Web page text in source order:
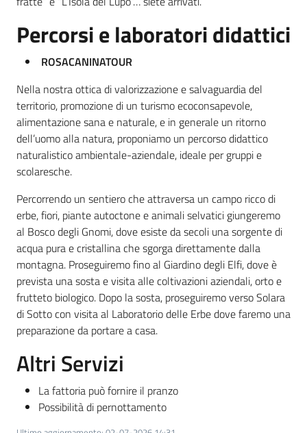
Percorsi e laboratori didattici
ROSACANINATOUR
Nella nostra ottica di valorizzazione e salvaguardia del
territorio, promozione di un turismo ecoconsapevole,
alimentazione sana e naturale, e in generale un ritorno
dell’uomo alla natura, proponiamo un percorso didattico
naturalistico ambientale-aziendale, ideale per gruppi e
scolaresche.
Percorrendo un sentiero che attraversa un campo ricco di
erbe, fiori, piante autoctone e animali selvatici giungeremo
al Bosco degli Gnomi, dove esiste da secoli una sorgente di
acqua pura e cristallina che sgorga direttamente dalla
montagna. Proseguiremo fino al Giardino degli Elfi, dove è
prevista una sosta e visita alle coltivazioni aziendali, orto e
frutteto biologico. Dopo la sosta, proseguiremo verso Solara
di Sotto con visita al Laboratorio delle Erbe dove faremo una
preparazione da portare a casa.
Altri Servizi
La fattoria può fornire il pranzo
Possibilità di pernottamento